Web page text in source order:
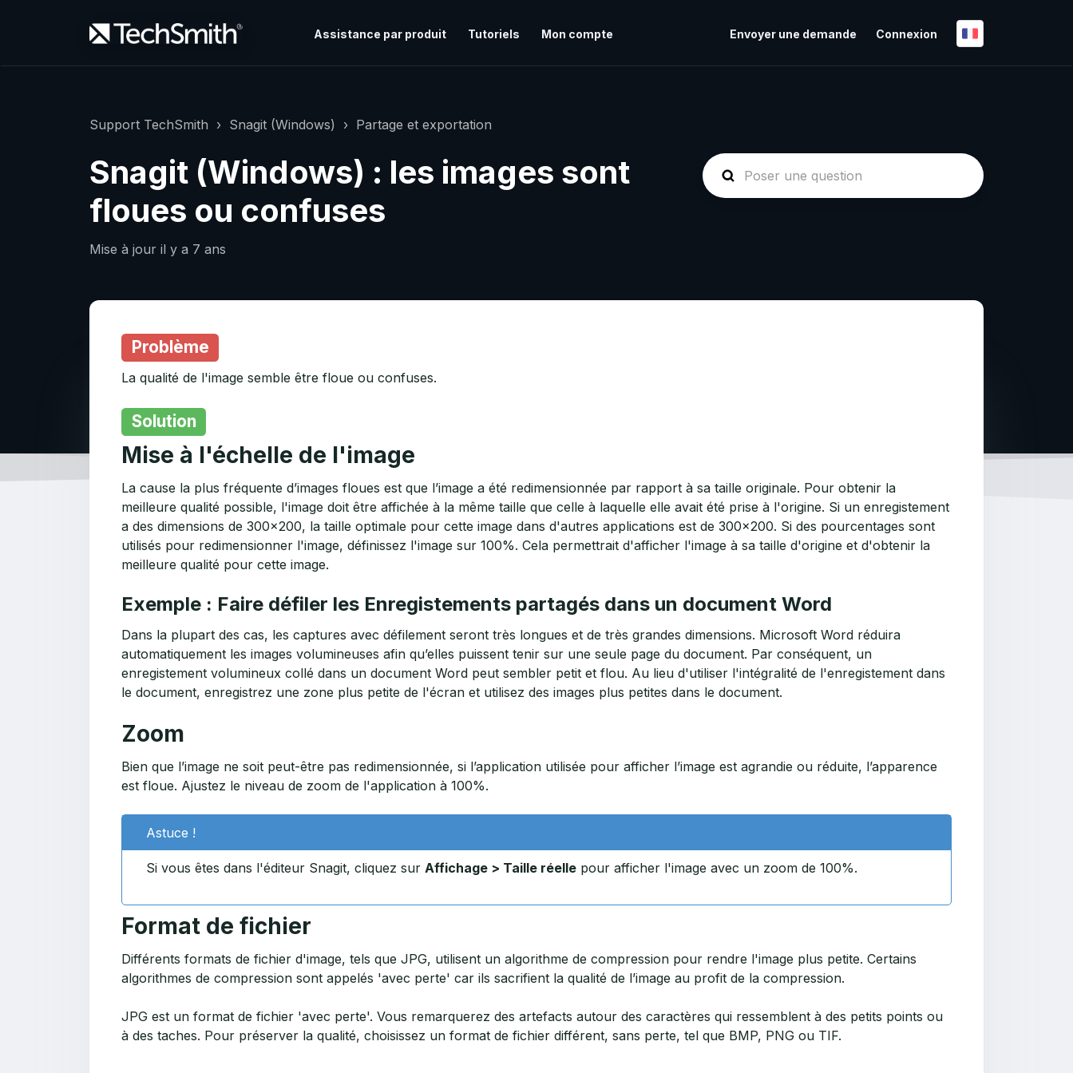
Assistance par produit Tutoriels Mon compte Envoyer une demande Connexion
Support TechSmith Snagit (Windows) Partage et exportation
Snagit (Windows) : les images sont
floues ou confuses
Mise à jour il y a 7 ans
Problème
La qualité de l'image semble être floue ou confuses.
Solution
Mise à l'échelle de l'image
La cause la plus fréquente d’images floues est que l’image a été redimensionnée par rapport à sa taille originale. Pour obtenir la
meilleure qualité possible, l'image doit être affichée à la même taille que celle à laquelle elle avait été prise à l'origine. Si un enregistement
a des dimensions de 300x200, la taille optimale pour cette image dans d'autres applications est de 300x200. Si des pourcentages sont
utilisés pour redimensionner l'image, définissez l'image sur 100%. Cela permettrait d'afficher l'image à sa taille d'origine et d'obtenir la
meilleure qualité pour cette image.
Exemple : Faire défiler les Enregistements partagés dans un document Word
Dans la plupart des cas, les captures avec défilement seront très longues et de très grandes dimensions. Microsoft Word réduira
automatiquement les images volumineuses afin qu’elles puissent tenir sur une seule page du document. Par conséquent, un
enregistement volumineux collé dans un document Word peut sembler petit et flou. Au lieu d'utiliser l'intégralité de l'enregistement dans
le document, enregistrez une zone plus petite de l'écran et utilisez des images plus petites dans le document.
Zoom
Bien que l’image ne soit peut-être pas redimensionnée, si l’application utilisée pour afficher l’image est agrandie ou réduite, l’apparence
est floue. Ajustez le niveau de zoom de l'application à 100%.
Astuce !
Si vous êtes dans l'éditeur Snagit, cliquez sur Affichage > Taille réelle pour afficher l'image avec un zoom de 100%.
Format de fichier
Différents formats de fichier d'image, tels que JPG, utilisent un algorithme de compression pour rendre l'image plus petite. Certains
algorithmes de compression sont appelés 'avec perte' car ils sacrifient la qualité de l’image au profit de la compression.
JPG est un format de fichier 'avec perte'. Vous remarquerez des artefacts autour des caractères qui ressemblent à des petits points ou
à des taches. Pour préserver la qualité, choisissez un format de fichier différent, sans perte, tel que BMP, PNG ou TIF.